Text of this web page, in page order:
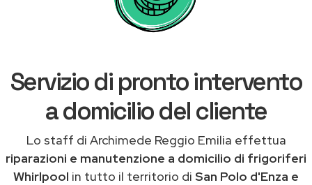
Servizio di pronto intervento
a domicilio del cliente
Lo staff di Archimede Reggio Emilia effettua
riparazioni e manutenzione a domicilio di frigoriferi
Whirlpool in tutto il territorio di San Polo d'Enza e